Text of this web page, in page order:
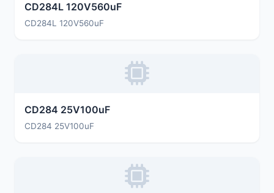
CD284L 120V560uF
CD284L 120V560uF
CD284 25V100uF
CD284 25V100uF